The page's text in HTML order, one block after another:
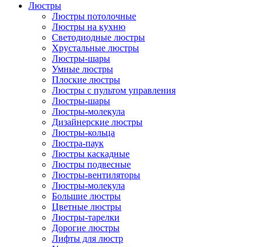
Люстры
Люстры потолочные
Люстры на кухню
Светодиодные люстры
Хрустальные люстры
Люстры-шары
Умные люстры
Плоские люстры
Люстры с пультом управления
Люстры-шары
Люстры-молекула
Дизайнерские люстры
Люстры-кольца
Люстра-паук
Люстры каскадные
Люстры подвесные
Люстры-вентиляторы
Люстры-молекула
Большие люстры
Цветные люстры
Люстры-тарелки
Дорогие люстры
Лифты для люстр